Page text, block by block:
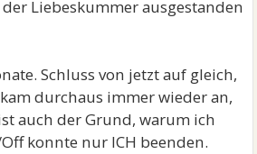
Liebeskummer ausgestanden
Schluss von jetzt auf gleich,
durchaus immer wieder an,
auch der Grund, warum ich
konnte nur ICH beenden.